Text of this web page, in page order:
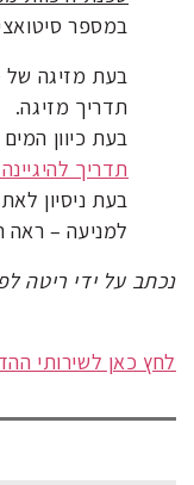
במספר
בעת מזיגה של
תדריך מזיגה.
בעת כיוון
תדריך
בעת ניסיון
למניעה – ראה
נכתב על ידי ריטה
לחץ כאן לשירותי